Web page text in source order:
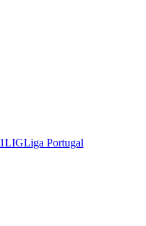
LIGLiga Portugal